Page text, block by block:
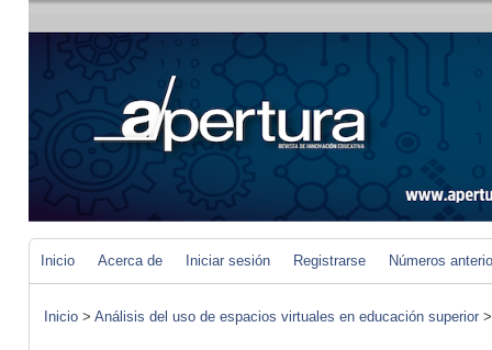
Inicio Acerca de Iniciar sesión Registrarse Números
Inicio > Análisis del uso de espacios virtuales en educación superior